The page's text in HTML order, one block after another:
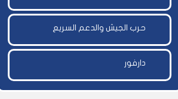
حرب الجيش والدعم السريع
دارفور